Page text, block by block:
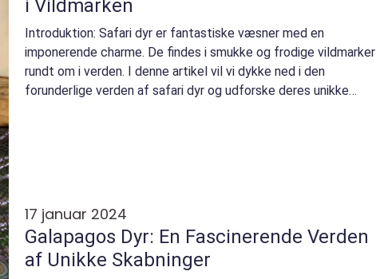
i Vildmarken
Introduktion: Safari dyr er fantastiske væsner med en
imponerende charme. De findes i smukke og frodige vildmarker
rundt om i verden. I denne artikel vil vi dykke ned i den
forunderlige verden af safari dyr og udforske deres unikke
17 januar 2024
Galapagos Dyr: En Fascinerende Verden
af Unikke Skabninger